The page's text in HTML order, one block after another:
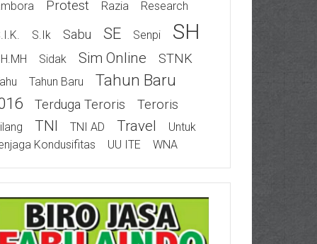
Protest Razia Research
S.Ik Sabu SE Senpi SH
Sidak Sim Online STNK
Tahun Baru
Tahun Baru
Terduga Teroris Teroris
TNI TNI AD Travel
Untuk
Kondusifitas
UU ITE WNA